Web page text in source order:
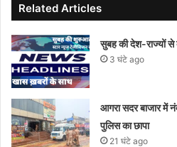
Related Articles
सुबह की देश-राज्यों
3 घंटे ago
आगरा सदर बाजार में
पुलिस का छापा
21 घंटे ago